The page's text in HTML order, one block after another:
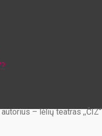
– lėlių teatras ,,ČIZ“